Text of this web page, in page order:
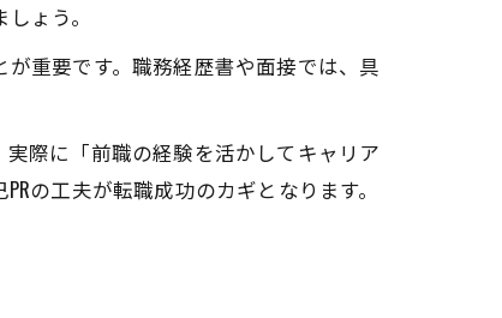
ょう。
重要です。職務経歴書や面接では、具
際に「前職の経験を活かしてキャリア
の工夫が転職成功のカギとなります。